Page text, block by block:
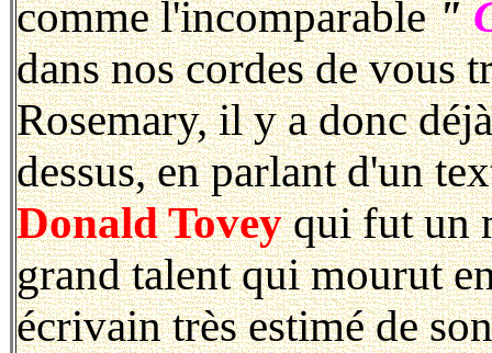
comme l'incomparable"
dans nos cordes de vous
Rosemary, il y a donc
dessus, en parlant d'un
Donald Toveyqui fut un
grand talent qui mourut
écrivain très estimé de